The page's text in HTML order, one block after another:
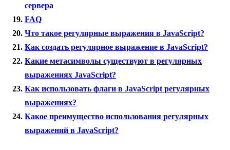
сервера
FAQ
Что такое регулярные выражения в JavaScript?
Как создать регулярное выражение в JavaScript?
Какие метасимволы существуют в регулярных
выражениях JavaScript?
Как использовать флаги в JavaScript регулярных
выражениях?
Какое преимущество использования регулярных
выражений в JavaScript?